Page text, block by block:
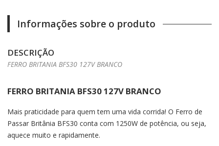
Informações sobre o produto
DESCRIÇÃO
FERRO BRITANIA BFS30 127V BRANCO
FERRO BRITANIA BFS30 127V BRANCO
Mais praticidade para quem tem uma vida corrida! O Ferro de
Passar Britânia BFS30 conta com 1250W de potência, ou seja,
aquece muito e rapidamente.